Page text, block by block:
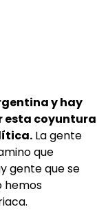
y hay
esta coyuntura
La gente
que
gente que se
hemos